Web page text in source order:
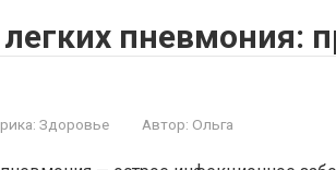
пневмония:
Здоровье Автор: Ольга